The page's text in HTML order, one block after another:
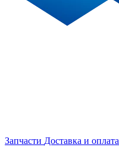
Запчасти Доставка и оплата